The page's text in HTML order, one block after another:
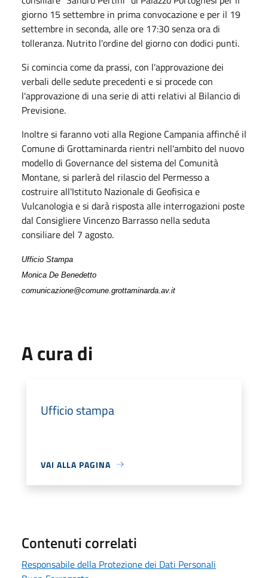
giorno 15 settembre in prima convocazione e per il 19
settembre in seconda, alle ore 17:30 senza ora di
tolleranza. Nutrito l'ordine del giorno con dodici punti.
Si comincia come da prassi, con l'approvazione dei
verbali delle sedute precedenti e si procede con
l'approvazione di una serie di atti relativi al Bilancio di
Previsione.
Inoltre si faranno voti alla Regione Campania affinché il
Comune di Grottaminarda rientri nell'ambito del nuovo
modello di Governance del sistema del Comunità
Montane, si parlerà del rilascio del Permesso a
costruire all'Istituto Nazionale di Geofisica e
Vulcanologia e si darà risposta alle interrogazioni poste
dal Consigliere Vincenzo Barrasso nella seduta
consiliare del 7 agosto.
Ufficio Stampa
Monica De Benedetto
comunicazione@comune.grottaminarda.av.it
A cura di
Ufficio stampa
VAI ALLA PAGINA
Contenuti correlati
Responsabile della Protezione dei Dati Personali